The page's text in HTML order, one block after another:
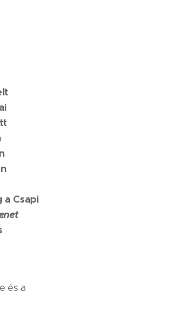
a Csapi
és a